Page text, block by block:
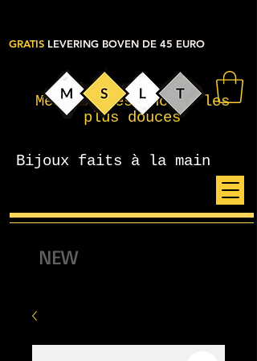
Mes petites choses les
plus douces
Bijoux faits à la main
GRATIS LEVERING BOVEN DE 45 EURO
NEW